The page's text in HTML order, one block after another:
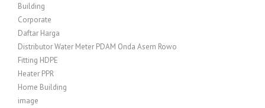
Building
Corporate
Daftar Harga
Distributor Water Meter PDAM Onda Asem Rowo
Fitting HDPE
Heater PPR
Home Building
image